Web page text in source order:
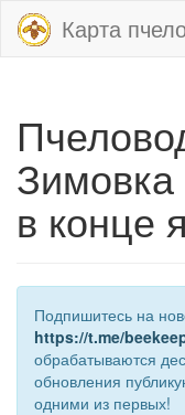
Карта
Зимовка
в конце
Подпишитесь на
https://t.me/
обрабатываются
обновления
одними из первых!